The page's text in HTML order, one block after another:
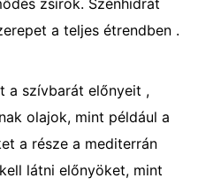
zsírok. Szénhidrát
a teljes étrendben .
a szívbarát előnyeit ,
olajok, mint például a
a része a mediterrán
látni előnyöket, mint